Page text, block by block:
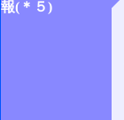
報(＊５)